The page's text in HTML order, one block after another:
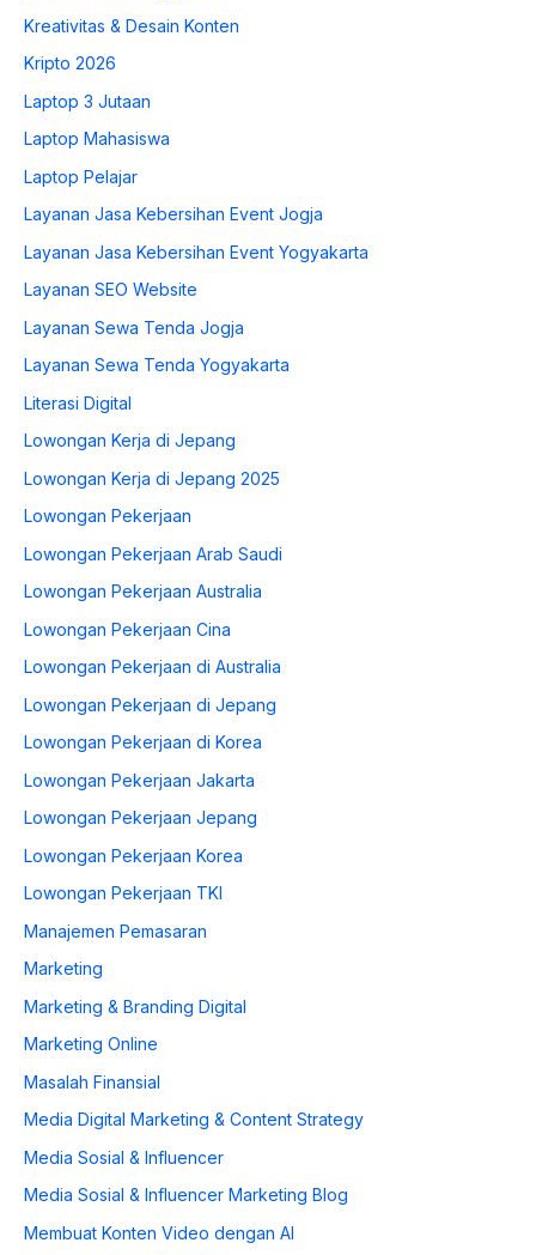
Kreativitas & Desain Konten
Kripto 2026
Laptop 3 Jutaan
Laptop Mahasiswa
Laptop Pelajar
Layanan Jasa Kebersihan Event Jogja
Layanan Jasa Kebersihan Event Yogyakarta
Layanan SEO Website
Layanan Sewa Tenda Jogja
Layanan Sewa Tenda Yogyakarta
Literasi Digital
Lowongan Kerja di Jepang
Lowongan Kerja di Jepang 2025
Lowongan Pekerjaan
Lowongan Pekerjaan Arab Saudi
Lowongan Pekerjaan Australia
Lowongan Pekerjaan Cina
Lowongan Pekerjaan di Australia
Lowongan Pekerjaan di Jepang
Lowongan Pekerjaan di Korea
Lowongan Pekerjaan Jakarta
Lowongan Pekerjaan Jepang
Lowongan Pekerjaan Korea
Lowongan Pekerjaan TKI
Manajemen Pemasaran
Marketing
Marketing & Branding Digital
Marketing Online
Masalah Finansial
Media Digital Marketing & Content Strategy
Media Sosial & Influencer
Media Sosial & Influencer Marketing Blog
Membuat Konten Video dengan AI